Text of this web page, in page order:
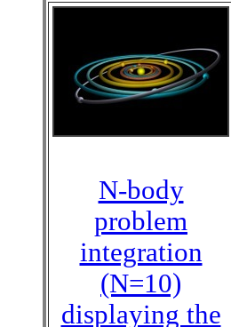
N-body
problem
integration
(N=10)
displaying the